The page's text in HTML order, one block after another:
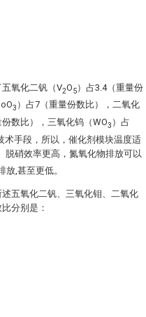
氧化二钒（V2O5）占3.4（重量份
3 ）占7（重量份数比），二氧化
数比），三氧化钨（WO3 ）占
术手段，所以，催化剂模块温度适
硝效率更高，氮氧化物排放可以
放,甚至更低。
五氧化二钒、三氧化钼、二氧化
分别是：